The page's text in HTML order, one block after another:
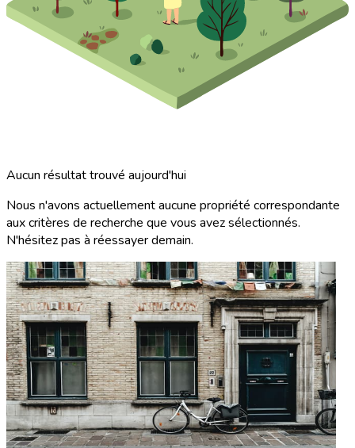
Aucun résultat trouvé aujourd'hui
Nous n'avons actuellement aucune propriété correspondante
aux critères de recherche que vous avez sélectionnés.
N'hésitez pas à réessayer demain.